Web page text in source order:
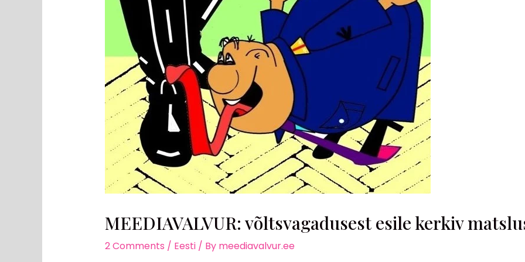
MEEDIAVALVUR: võltsvagadusest esile kerkiv
2 Comments / Eesti/ By meediavalvur.ee